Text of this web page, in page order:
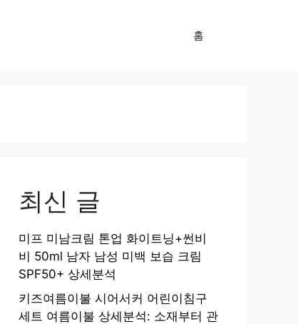
홈
최신 글
미프 미남크림 톤업 화이트닝+썬비
비 50ml 남자 남성 미백 보습 크림
SPF50+ 상세분석
키즈여름이불 시어서커 어린이침구
세트 여름이불 상세분석: 소재부터 관